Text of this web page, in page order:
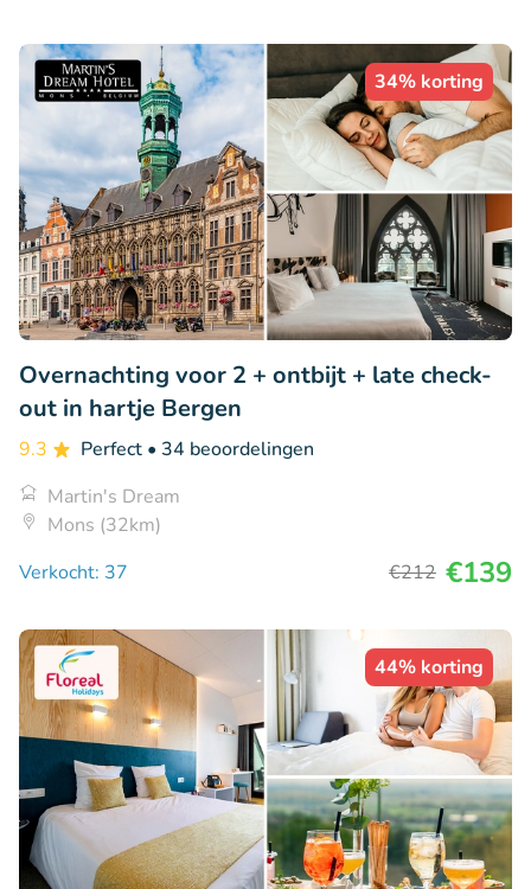
34% korting
Overnachting voor 2 + ontbijt + late check-
out in hartje Bergen
9.3 Perfect • 34 beoordelingen
Martin's Dream
Mons (32km)
Verkocht: 37
€212 €139
44% korting